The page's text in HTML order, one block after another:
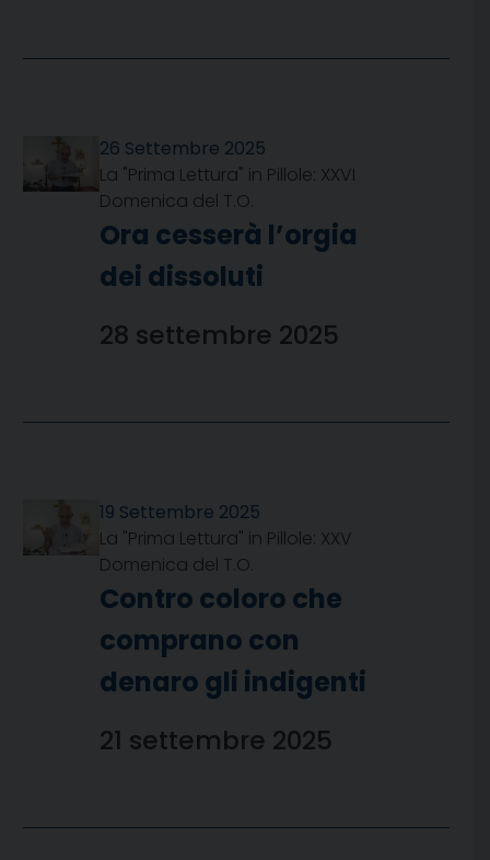
26 Settembre 2025
La "Prima Lettura" in Pillole: XXVI
Domenica del T.O.
Ora cesserà l’orgia
dei dissoluti
28 settembre 2025
19 Settembre 2025
La "Prima Lettura" in Pillole: XXV
Domenica del T.O.
Contro coloro che
comprano con
denaro gli indigenti
21 settembre 2025